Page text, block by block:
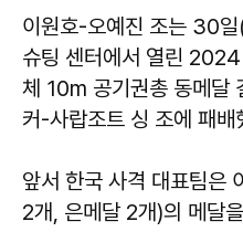
이원호-오예진 조는 30
슈팅 센터에서 열린
체 10m 공기권총 동메달
커-사랍조트 싱 조에 패배
앞서 한국 사격 대표팀은
2개, 은메달 2개)의 메달